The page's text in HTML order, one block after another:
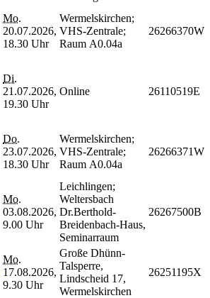
Mo.
20.07.2026,
18.30 Uhr
Wermelskirchen;
VHS-Zentrale;
Raum A0.04a
26266370W
Di.
21.07.2026,
19.30 Uhr
Online 26110519E
Do.
23.07.2026,
18.30 Uhr
Wermelskirchen;
VHS-Zentrale;
Raum A0.04a
26266371W
Mo.
03.08.2026,
9.00 Uhr
Leichlingen;
Weltersbach
Dr.Berthold-
Breidenbach-Haus,
Seminarraum
26267500B
Mo.
17.08.2026,
9.30 Uhr
Große Dhünn-
Talsperre,
Lindscheid 17,
Wermelskirchen
26251195X